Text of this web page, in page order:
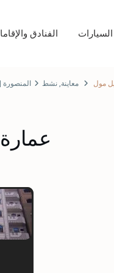
الفنادق السيارات
Al-Mansurah | المنصورة معاينة, نشط مول